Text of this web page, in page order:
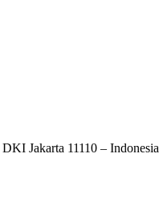
Jakarta 11110 – Indonesia